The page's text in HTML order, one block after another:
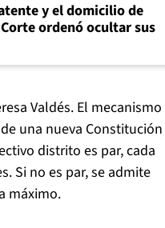
y el domicilio de
ordenó ocultar sus
Valdés. El mecanismo
una nueva Constitución
distrito es par, cada
Si no es par, se admite
máximo.